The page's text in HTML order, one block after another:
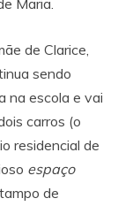
de Clarice,
sendo
na escola e vai
carros (o
residencial de
espaço
de